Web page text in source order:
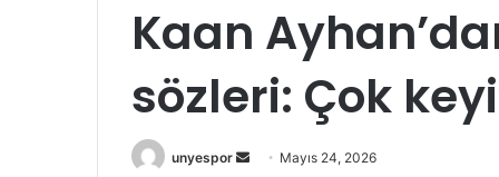
Kaan
sözleri: Çok
unyespor
Bir
Mayıs 24, 2026